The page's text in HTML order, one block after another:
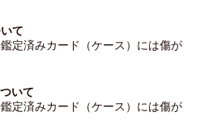
て
定済みカード（ケース）には傷が
いて
定済みカード（ケース）には傷が